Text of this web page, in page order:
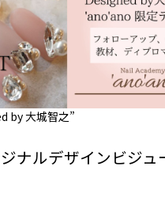
by 大城智之”
ナルデザインビジュ